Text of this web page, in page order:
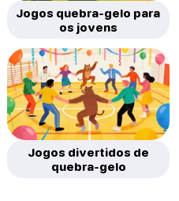
Jogos quebra-gelo para
os jovens
Jogos divertidos de
quebra-gelo